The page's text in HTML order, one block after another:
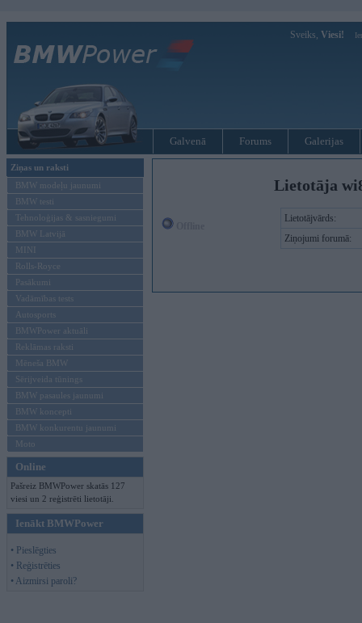
Sveiks, Viesi!
Galvenā Forums Galerijas
Ziņas un raksti
BMW modeļu jaunumi
BMW testi
Tehnoloģijas & sasniegumi
BMW Latvijā
MINI
Rolls-Royce
Pasākumi
Vadāmības tests
Autosports
BMWPower aktuāli
Reklāmas raksti
Mēneša BMW
Sērijveida tūnings
BMW pasaules jaunumi
BMW koncepti
BMW konkurentu jaunumi
Moto
Online
Pašreiz BMWPower skatās 127
viesi un 2 reģistrēti lietotāji.
Ienākt BMWPower
• Pieslēgties
• Reģistrēties
• Aizmirsi paroli?
Lietotāja
Lietotājvārds:
Ziņojumi forumā: